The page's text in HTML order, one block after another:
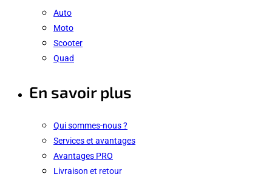
Auto
Moto
Scooter
Quad
En savoir plus
Qui sommes-nous ?
Services et avantages
Avantages PRO
Livraison et retour